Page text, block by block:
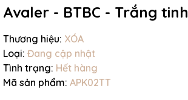
Avaler - BTBC - Trắng tinh
Thương hiệu: XÓA
Loại: Đang cập nhật
Tình trạng: Hết hàng
Mã sản phẩm: APK02TT